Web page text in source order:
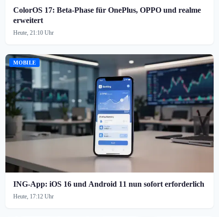
ColorOS 17: Beta-Phase für OnePlus, OPPO und realme
erweitert
Heute, 21:10 Uhr
MOBILE
ING-App: iOS 16 und Android 11 nun sofort erforderlich
Heute, 17:12 Uhr